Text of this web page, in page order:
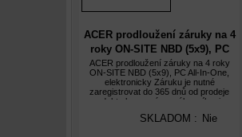
ACER prodloužení záruky na 4
roky ON-SITE NBD (5x9), PC
All-In-One, elektronicky
ACER prodloužení záruky na 4 roky
ON-SITE NBD (5x9), PC All-In-One,
elektronicky Záruku je nutné
zaregistrovat do 365 dnů od prodeje
produktu koncovému zákazníkovi, v
záruka akceptována. Služba Acer Care
SKLADOM : Nie